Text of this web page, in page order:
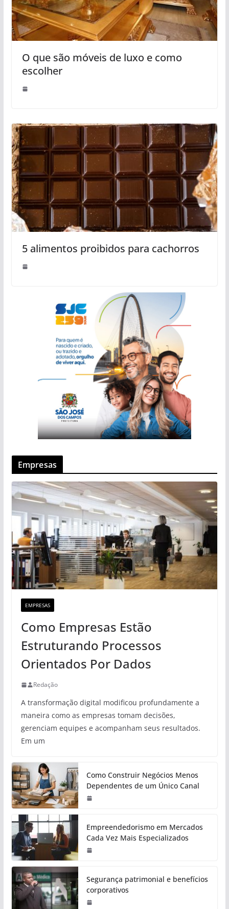
O que são móveis de luxo e como
escolher
5 alimentos proibidos para cachorros
Empresas
EMPRESAS
Como Empresas Estão
Estruturando Processos
Orientados Por Dados
Redação
A transformação digital modificou profundamente a
maneira como as empresas tomam decisões,
gerenciam equipes e acompanham seus resultados.
Em um
Como Construir Negócios Menos
Dependentes de um Único Canal
Empreendedorismo em Mercados
Cada Vez Mais Especializados
Segurança patrimonial e benefícios
corporativos